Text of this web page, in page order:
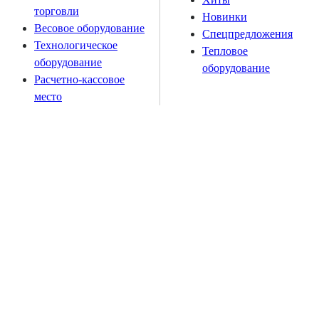
торговли
Весовое оборудование
Технологическое
оборудование
Расчетно-кассовое
место
Новинки
Спецпредложения
Тепловое
оборудование